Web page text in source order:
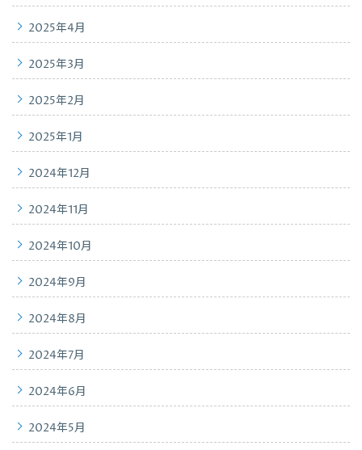
2025年4月
2025年3月
2025年2月
2025年1月
2024年12月
2024年11月
2024年10月
2024年9月
2024年8月
2024年7月
2024年6月
2024年5月